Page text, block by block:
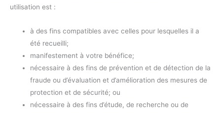
utilisation est :
à des fins compatibles avec celles pour lesquelles il a
été recueilli;
manifestement à votre bénéfice;
nécessaire à des fins de prévention et de détection de la
fraude ou d’évaluation et d’amélioration des mesures de
protection et de sécurité; ou
nécessaire à des fins d’étude, de recherche ou de